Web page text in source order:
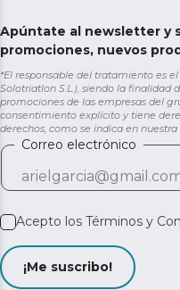
Apúntate al newsletter y
promociones, nuevos
*El responsable del tratamiento es
Solotriatlon S.L.), siendo la
promociones de las empresas del
consentimiento explícito y tiene
derechos, como se indica en nuestra
Correo electrónico
Acepto los Términos y
¡Me suscribo!